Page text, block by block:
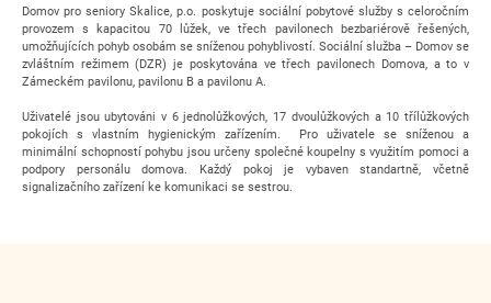
Domov pro seniory Skalice, p.o. poskytuje sociální pobytové služby s celoročním
provozem s kapacitou 70 lůžek, ve třech pavilonech bezbariérově řešených,
umožňujících pohyb osobám se sníženou pohyblivostí. Sociální služba – Domov se
zvláštním režimem (DZR) je poskytována ve třech pavilonech Domova, a to v
Zámeckém pavilonu, pavilonu B a pavilonu A.
Uživatelé jsou ubytováni v 6 jednolůžkových, 17 dvoulůžkových a 10 třílůžkových
pokojích s vlastním hygienickým zařízením. Pro uživatele se sníženou a
minimální schopností pohybu jsou určeny společné koupelny s využitím pomoci a
podpory personálu domova. Každý pokoj je vybaven standartně, včetně
signalizačního zařízení ke komunikaci se sestrou.